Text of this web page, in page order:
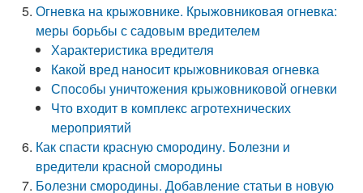
Огневка на крыжовнике. Крыжовниковая огневка:
меры борьбы с садовым вредителем
Характеристика вредителя
Какой вред наносит крыжовниковая огневка
Способы уничтожения крыжовниковой огневки
Что входит в комплекс агротехнических
мероприятий
Как спасти красную смородину. Болезни и
вредители красной смородины
Болезни смородины. Добавление статьи в новую